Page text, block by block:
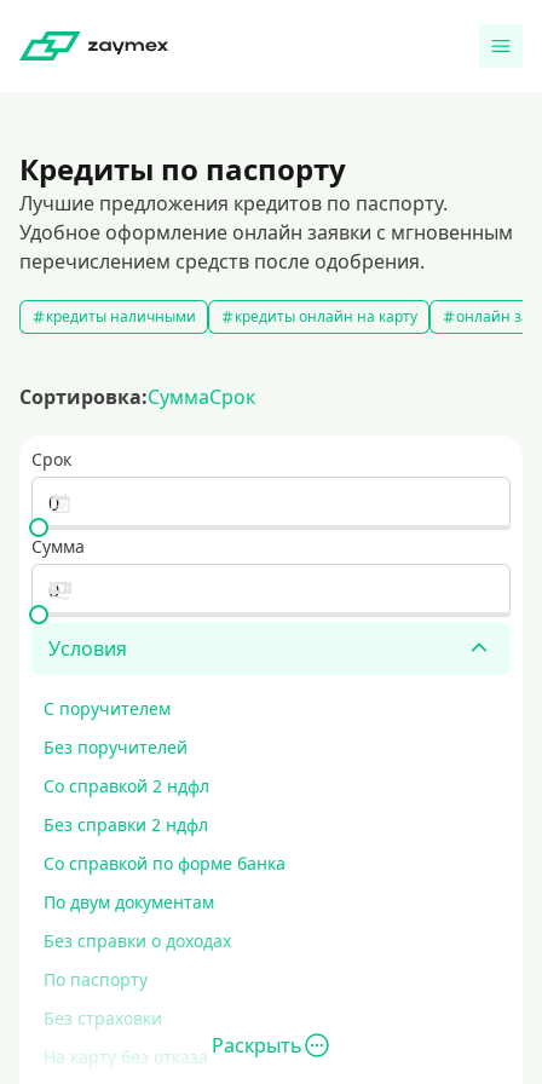
Кредиты по паспорту
Лучшие предложения кредитов по паспорту.
Удобное оформление онлайн заявки с мгновенным
перечислением средств после одобрения.
кредиты наличными кредиты онлайн на карту онлайн
Сортировка:СуммаСрок
Срок
Сумма
Условия
С поручителем
Без поручителей
Со справкой 2 ндфл
Без справки 2 ндфл
Со справкой по форме банка
По двум документам
Без справки о доходах
По паспорту
Без страховки
На карту без отказа Раскрыть